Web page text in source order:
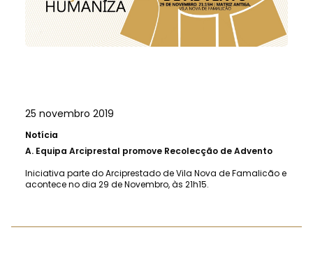
25 novembro 2019
Notícia
A. Equipa Arciprestal promove Recolecção de Advento
Iniciativa parte do Arciprestado de Vila Nova de Famalicão e
acontece no dia 29 de Novembro, às 21h15.